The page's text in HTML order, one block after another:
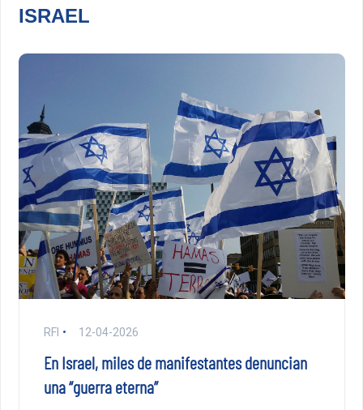
ISRAEL
RFI 12-04-2026
En Israel, miles de manifestantes denuncian
una “guerra eterna”